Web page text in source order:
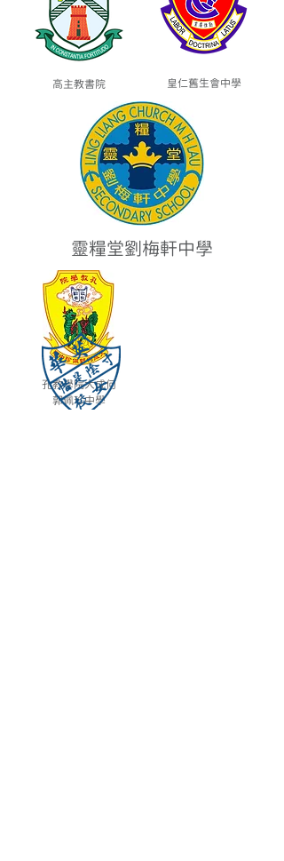
高主教書院 皇仁舊生會中學
靈糧堂劉梅軒中學
孔教學院大成何
郭佩珍中學